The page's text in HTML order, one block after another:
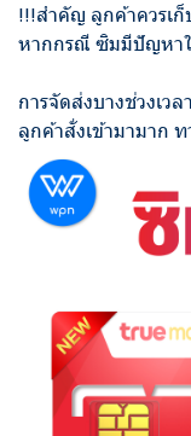
!!!สำคัญ ลูกค้าควรเ
หากกรณี ซิมมีปัญหาใ
การจัดส่งบางช่วงเว
ลูกค้าสั่งเข้ามามาก